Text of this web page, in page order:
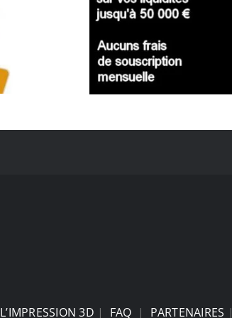
L’IMPRESSION 3D | FAQ | PARTENAIRES